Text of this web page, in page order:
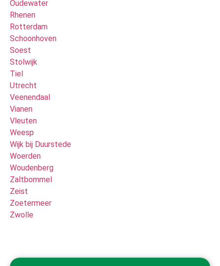
Oudewater
Rhenen
Rotterdam
Schoonhoven
Soest
Stolwijk
Tiel
Utrecht
Veenendaal
Vianen
Vleuten
Weesp
Wijk bij Duurstede
Woerden
Woudenberg
Zaltbommel
Zeist
Zoetermeer
Zwolle